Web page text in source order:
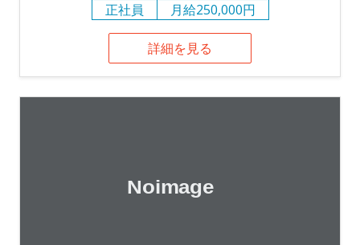
正社員
月給250,000円
詳細を見る